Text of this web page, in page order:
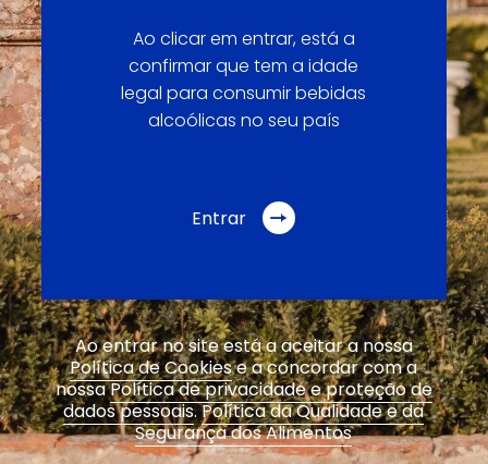
Ao clicar em entrar, está a
confirmar que tem a idade
legal para consumir bebidas
alcoólicas no seu país
Entrar
Ao entrar no site está a aceitar a nossa
Política de Cookiese a concordar com a
nossaPolítica de privacidade e proteção de
dados pessoais.Política da Qualidade e da
Segurança dos Alimentos